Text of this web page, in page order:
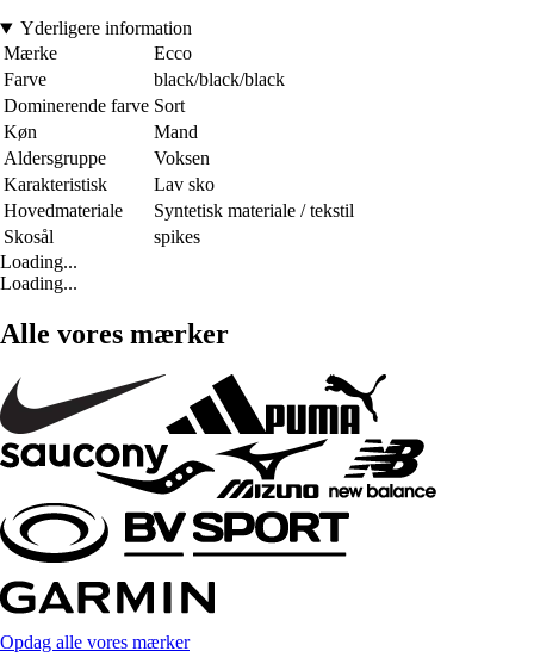
Yderligere information
Mærke
Ecco
Farve
black/black/black
Dominerende farve Sort
Køn
Mand
Aldersgruppe
Voksen
Karakteristisk
Lav sko
Hovedmateriale
Syntetisk materiale / tekstil
Skosål
spikes
Loading...
Loading...
Alle vores mærker
Opdag alle vores mærker